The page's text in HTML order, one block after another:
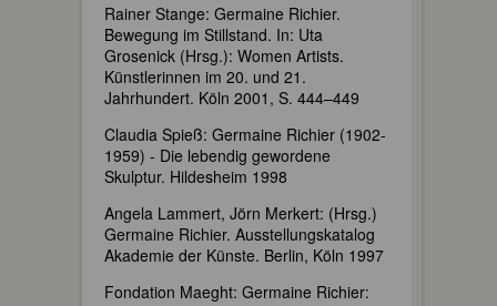
Rainer Stange: Germaine Richier.
Bewegung im Stillstand. In: Uta
Grosenick (Hrsg.): Women Artists.
Künstlerinnen im 20. und 21.
Jahrhundert. Köln 2001, S. 444–449
Claudia Spieß: Germaine Richier (1902-
1959) - Die lebendig gewordene
Skulptur. Hildesheim 1998
Angela Lammert, Jörn Merkert: (Hrsg.)
Germaine Richier. Ausstellungskatalog
Akademie der Künste. Berlin, Köln 1997
Fondation Maeght: Germaine Richier: